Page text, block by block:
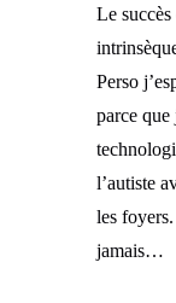
Le succès
Perso
parce que
l’autiste
les
jamais…